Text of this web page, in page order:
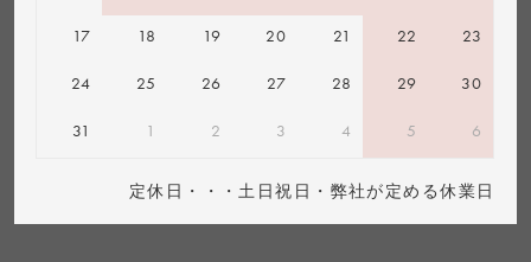
17 18 19 20 21 22 23
24 25 26 27 28 29 30
31 1 2 3 4 5 6
定休日・・・土日祝日・弊社が定める休業日